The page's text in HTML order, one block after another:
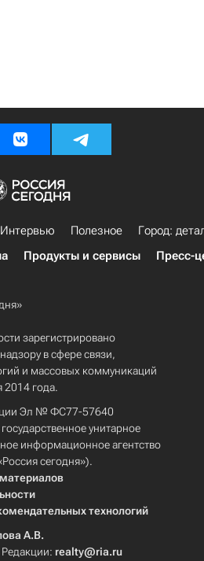
Интервью Полезное
Город:
Продукты и сервисы Пресс-
зарегистрировано
в сфере связи,
и массовых коммуникаций
года.
Эл № ФС77-57640
унитарное
информационное агентство
сегодня»).
технологий
А.В.
realty@ria.ru